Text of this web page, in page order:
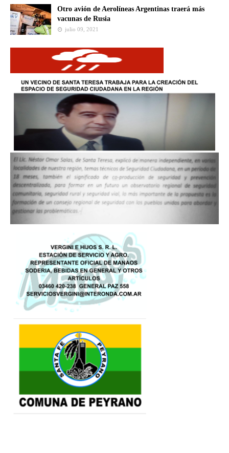
Otro avión de Aerolíneas Argentinas traerá más
vacunas de Rusia
julio 09, 2021